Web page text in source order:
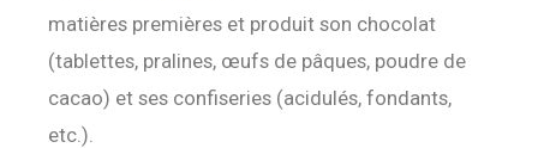
matières premières et produit son chocolat
(tablettes, pralines, œufs de pâques, poudre de
cacao) et ses confiseries (acidulés, fondants,
etc.).